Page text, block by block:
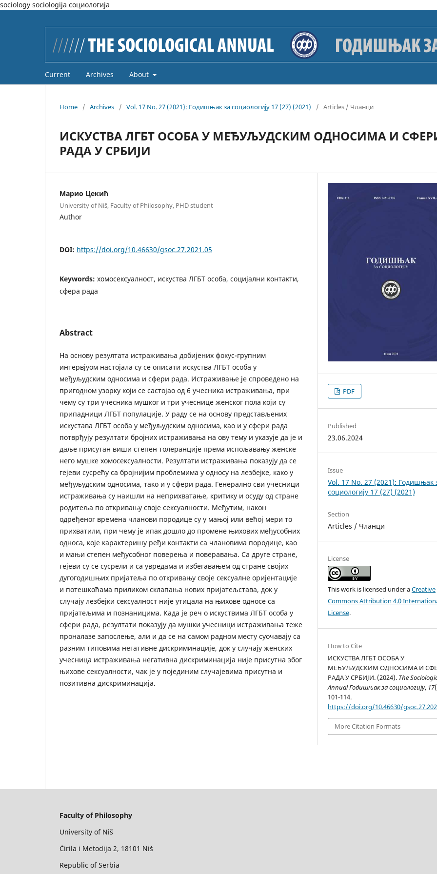
sociology sociologija социологија
Current Archives About
Home / Archives / Vol. 17 No. 27 (2021): Годишњак за социологију 17 (27) (2021) / Articles / Чланци
ИСКУСТВА ЛГБТ ОСОБА У МЕЂУЉУДСКИМ ОДНОСИМА И
РАДА У СРБИЈИ
Марио Цекић
University of Niš, Faculty of Philosophy, PHD student
Author
DOI: https://doi.org/10.46630/gsoc.27.2021.05
Keywords: хомосексуалност, искуства ЛГБТ особа, социјални контакти,
сфера рада
Abstract
На основу резултата истраживања добијених фокус-групним
интервјуом настојала су се описати искуства ЛГБТ особа у
међуљудским односима и сфери рада. Истраживање је спроведено на
пригодном узорку који се састојао од 6 учесника истраживања, при
чему су три учесника мушког и три учеснице женског пола који су
припадници ЛГБТ популације. У раду се на основу представљених
искустава ЛГБТ особа у међуљудским односима, као и у сфери рада
потврђују резултати бројних истраживања на ову тему и указује да је и
даље присутан виши степен толеранције према испољавању женске
него мушке хомосексуалности. Резултати истраживања показују да се
гејеви сусрећу са бројнијим проблемима у односу на лезбејке, како у
међуљудским односима, тако и у сфери рада. Генерално сви учесници
истраживања су наишли на неприхватање, критику и осуду од стране
родитеља по откривању своје сексуалности. Међутим, након
одређеног времена чланови породице су у мањој или већој мери то
прихватили, при чему је ипак дошло до промене њихових међусобних
односа, које карактеришу ређи контакти са члановима породице, као
и мањи степен међусобног поверења и поверавања. Са друге стране,
гејеви су се сусрели и са увредама и избегавањем од стране својих
дугогодишњих пријатеља по откривању своје сексуалне оријентације
и потешкоћама приликом склапања нових пријатељстава, док у
случају лезбејки сексуалност није утицала на њихове односе са
пријатељима и познаницима. Када је реч о искуствима ЛГБТ особа у
сфери рада, резултати показују да мушки учесници истраживања теже
проналазе запослење, али и да се на самом радном месту суочавају са
разним типовима негативне дискриминације, док у случају женских
учесница истраживања негативна дискриминација није присутна због
њихове сексуалности, чак је у појединим случајевима присутна и
позитивна дискриминација.
PDF
Published
23.06.2024
Issue
Vol. 17 No. 27 (2021): Годишњак
социологију 17 (27) (2021)
Section
Articles / Чланци
License
This work is licensed under aCreative
Commons Attribution 4.0
License.
How to Cite
ИСКУСТВА ЛГБТ ОСОБА У
МЕЂУЉУДСКИМ ОДНОСИМА И
РАДА У СРБИЈИ. (2024). The
Annual Годишњак за социологију, 17
101-114.
https://doi.org/10.46630/
More Citation Formats
Faculty of Philosophy
University of Niš
Ćirila i Metodija 2, 18101 Niš
Republic of Serbia